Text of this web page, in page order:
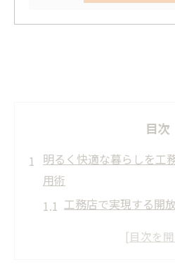
目次
明るく快適な暮らしを工
用術
工務店で実現する開
自然光を最大限活か